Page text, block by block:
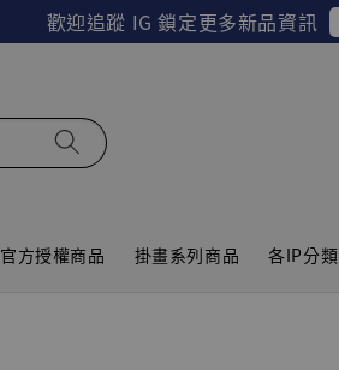
歡迎追蹤 IG 鎖定更多新品資訊
官方授權商品 掛畫系列商品 各IP分類